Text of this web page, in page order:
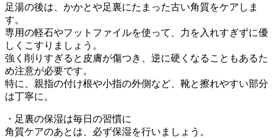
足湯の後は、かかとや足裏にたまった古い角質をケアしま
す。
専用の軽石やフットファイルを使って、力を入れすぎずに優
しくこすりましょう。
強く削りすぎると皮膚が傷つき、逆に硬くなることもあるた
め注意が必要です。
特に、親指の付け根や小指の外側など、靴と擦れやすい部分
は丁寧に。
・足裏の保湿は毎日の習慣に
角質ケアのあとは、必ず保湿を行いましょう。